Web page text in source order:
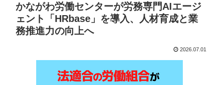
かながわ労働センターが労務専門AIエージ
ェント「HRbase」を導入、人材育成と業
務推進力の向上へ
2026.07.01